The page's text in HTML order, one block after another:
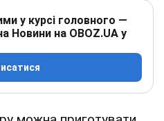
у курсі головного —
Новини на OBOZ.UA у